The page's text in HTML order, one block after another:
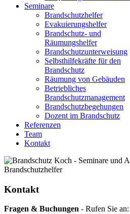
Seminare
Brandschutzhelfer
Evakuierungshelfer
Brandschutz- und
Räumungshelfer
Brandschutzunterweisung
Selbsthilfekräfte für den
Brandschutz
Räumung von Gebäuden
Betriebliches
Brandschutzmanagement
Brandschutzbegehungen
Dozent im Brandschutz
Referenzen
Team
Kontakt
Kontakt
Fragen & Buchungen - Rufen Sie an: